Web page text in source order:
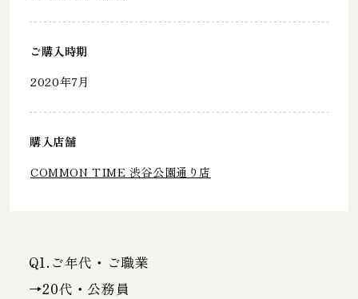
ご購入時期
2020年7月
購入店舗
COMMON TIME 渋谷公園通り店
Q1.ご年代・ご職業
→20代・公務員